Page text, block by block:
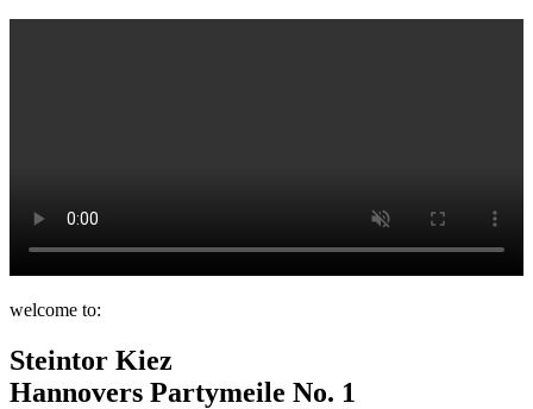
welcome to:
Steintor Kiez
Hannovers Partymeile No. 1